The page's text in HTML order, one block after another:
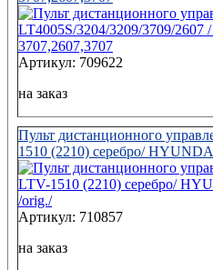
Артикул: 709622
на заказ
Пульт дистанционного
1510 (2210) серебро/
Артикул: 710857
на заказ